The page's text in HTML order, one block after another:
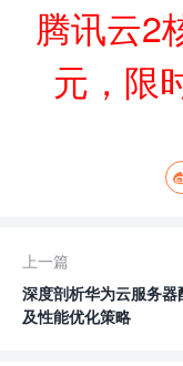
腾讯云2
元，限
上一篇
深度剖析华为云服务器
及性能优化策略